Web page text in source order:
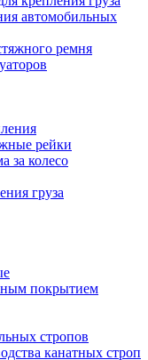
автомобильных
ремня
рейки
за колесо
груза
покрытием
стропов
канатных строп